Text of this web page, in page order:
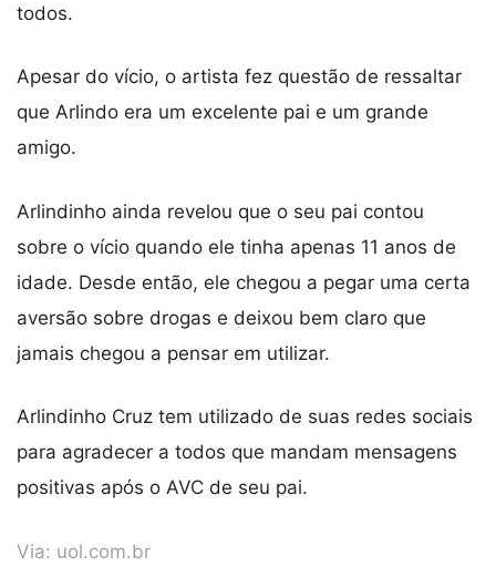
todos.
Apesar do vício, o artista fez questão de ressaltar
que Arlindo era um excelente pai e um grande
amigo.
Arlindinho ainda revelou que o seu pai contou
sobre o vício quando ele tinha apenas 11 anos de
idade. Desde então, ele chegou a pegar uma certa
aversão sobre drogas e deixou bem claro que
jamais chegou a pensar em utilizar.
Arlindinho Cruz tem utilizado de suas redes sociais
para agradecer a todos que mandam mensagens
positivas após o AVC de seu pai.
Via: uol.com.br